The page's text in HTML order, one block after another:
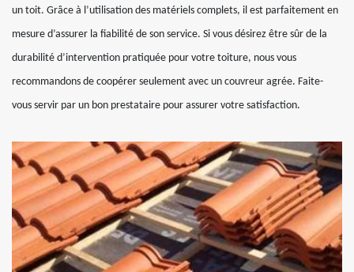
un toit. Grâce à l’utilisation des matériels complets, il est parfaitement en
mesure d’assurer la fiabilité de son service. Si vous désirez être sûr de la
durabilité d’intervention pratiquée pour votre toiture, nous vous
recommandons de coopérer seulement avec un couvreur agrée. Faite-
vous servir par un bon prestataire pour assurer votre satisfaction.